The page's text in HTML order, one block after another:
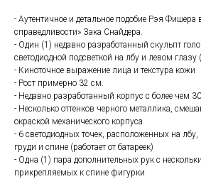
- Аутентичное и детальное подобие Рэя Фишера
справедливости» Зака Снайдера.
- Один (1) недавно разработанный скульпт
светодиодной подсветкой на лбу и левом глазу
- Киноточное выражение лица и текстура кожи
- Рост примерно 32 см.
- Недавно разработанный корпус с более чем
- Несколько оттенков черного металлика,
окраской механического корпуса
- 6 светодиодных точек, расположенных на лбу,
груди и спине (работает от батареек)
- Одна (1) пара дополнительных рук с
прикрепляемых к спине фигурки